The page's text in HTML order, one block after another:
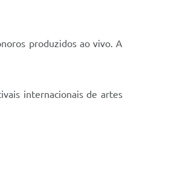
produzidos ao vivo. A
internacionais de artes